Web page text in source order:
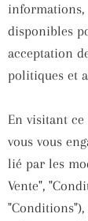
informations,
disponibles
acceptation
politiques et
En visitant
vous vous
lié par les
Vente",